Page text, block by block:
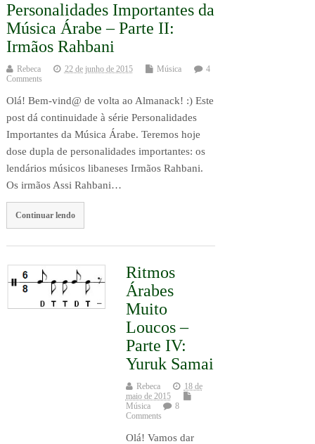
Personalidades Importantes da
Música Árabe – Parte II:
Irmãos Rahbani
Rebeca 22 de junho de 2015 Música
4
Comments
Olá! Bem-vind@ de volta ao Almanack! :) Este
post dá continuidade à série Personalidades
Importantes da Música Árabe. Teremos hoje
dose dupla de personalidades importantes: os
lendários músicos libaneses Irmãos Rahbani.
Os irmãos Assi Rahbani…
Continuar lendo
Ritmos
Árabes
Muito
Loucos –
Parte IV:
Yuruk Samai
Rebeca
18 de
maio de 2015
Música
8
Comments
Olá! Vamos dar